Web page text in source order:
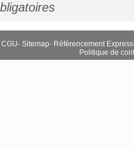
CGU- Sitemap- Référencement Express
Politique de